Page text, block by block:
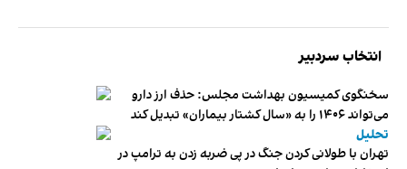
انتخاب سردبیر
سخنگوی کمیسیون بهداشت مجلس: حذف ارز دارو
می‌تواند ۱۴۰۶ را به «سال کشتار بیماران» تبدیل کند
تحلیل
تهران با طولانی کردن جنگ در پی ضربه زدن به ترامپ در